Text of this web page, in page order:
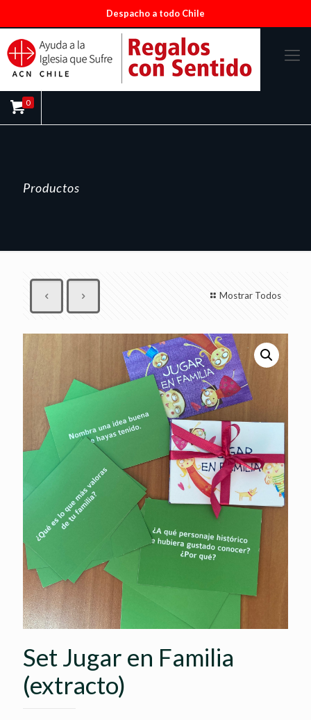
Despacho a todo Chile
0
Productos
Mostrar Todos
Set Jugar en Familia
(extracto)